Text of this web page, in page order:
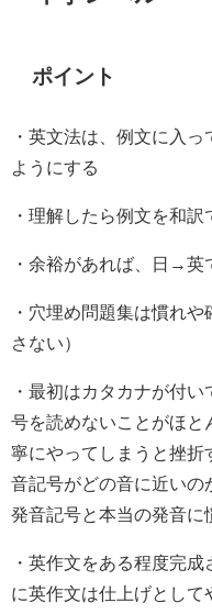
ポイント
・英文法は、例文に入
ようにする
・理解したら例文を和訳
・余裕があれば、日→英
・穴埋め問題集は慣れ
さない）
・最初はカタカナが付
号を読めないことがほと
寧にやってしまうと挫折
音記号がどの音に近いの
発音記号と本当の発音に
・英作文をある程度完
に英作文は仕上げとし